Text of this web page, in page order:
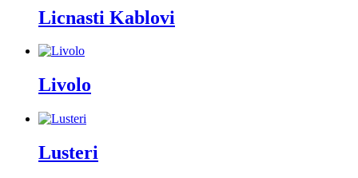
Licnasti Kablovi
Livolo
Lusteri